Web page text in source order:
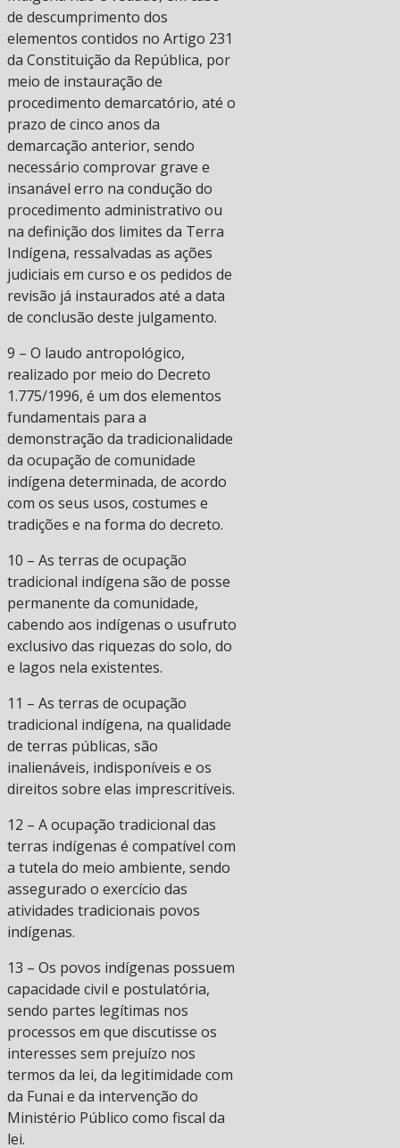
de descumprimento dos
elementos contidos no Artigo 231
da Constituição da República, por
meio de instauração de
procedimento demarcatório, até o
prazo de cinco anos da
demarcação anterior, sendo
necessário comprovar grave e
insanável erro na condução do
procedimento administrativo ou
na definição dos limites da Terra
Indígena, ressalvadas as ações
judiciais em curso e os pedidos de
revisão já instaurados até a data
de conclusão deste julgamento.
9 – O laudo antropológico,
realizado por meio do Decreto
1.775/1996, é um dos elementos
fundamentais para a
demonstração da tradicionalidade
da ocupação de comunidade
indígena determinada, de acordo
com os seus usos, costumes e
tradições e na forma do decreto.
10 – As terras de ocupação
tradicional indígena são de posse
permanente da comunidade,
cabendo aos indígenas o usufruto
exclusivo das riquezas do solo, do
e lagos nela existentes.
11 – As terras de ocupação
tradicional indígena, na qualidade
de terras públicas, são
inalienáveis, indisponíveis e os
direitos sobre elas imprescritíveis.
12 – A ocupação tradicional das
terras indígenas é compatível com
a tutela do meio ambiente, sendo
assegurado o exercício das
atividades tradicionais povos
indígenas.
13 – Os povos indígenas possuem
capacidade civil e postulatória,
sendo partes legítimas nos
processos em que discutisse os
interesses sem prejuízo nos
termos da lei, da legitimidade com
da Funai e da intervenção do
Ministério Público como fiscal da
lei.